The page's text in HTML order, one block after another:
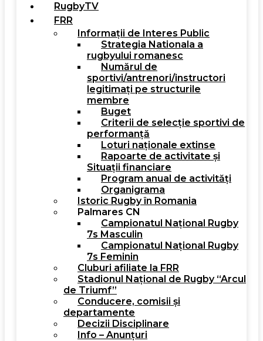
RugbyTV
FRR
Informații de Interes Public
Strategia Nationala a
rugbyului romanesc
Numărul de
sportivi/antrenori/instructori
legitimați pe structurile
membre
Buget
Criterii de selecție sportivi de
performanță
Loturi naționale extinse
Rapoarte de activitate și
Situații financiare
Program anual de activități
Organigrama
Istoric Rugby în Romania
Palmares CN
Campionatul Național Rugby
7s Masculin
Campionatul Național Rugby
7s Feminin
Cluburi afiliate la FRR
Stadionul Național de Rugby “Arcul
de Triumf”
Conducere, comisii și
departamente
Decizii Disciplinare
Info – Anunțuri